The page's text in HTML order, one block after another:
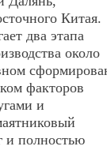
Китая.
два этапа
около
факторов
и
и полностью